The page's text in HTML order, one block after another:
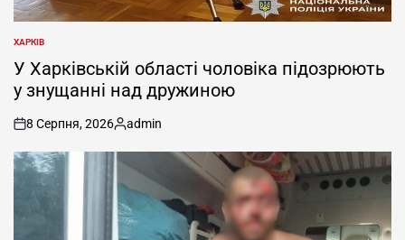
ОПУБЛІКУВАТИ
У
ХАРКІВ
У Харківській області чоловіка підозрюють
у знущанні над дружиною
on
8 Серпня, 2026
Опубліковано
admin